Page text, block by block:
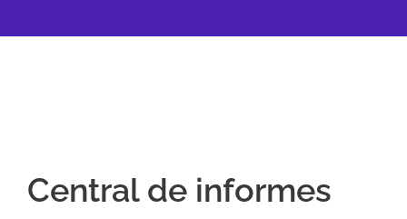
Central de informes